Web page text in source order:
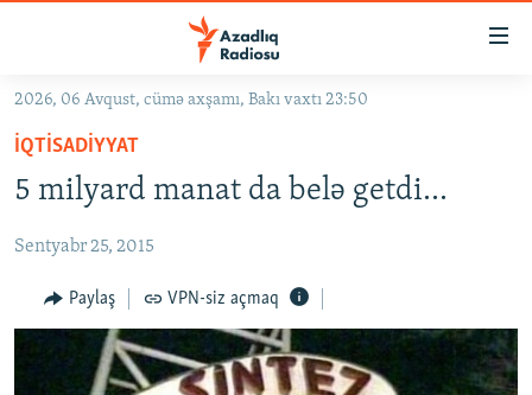
Əsas
qayıt
Əsas
naviqasiyaya
qayıt
GÜNDƏM
#İZAHLA
KORRUPSIOMETR
#ƏSLINDƏ
FƏRQƏ BAX
QANUNI DOĞRU
ARAŞDIRMA
2026, 06 Avqust, cümə axşamı, Bakı vaxtı 23:50
İQTISADIYYAT
5 milyard manat da belə getdi...
Sentyabr 25, 2015
Paylaş VPN-siz açmaq